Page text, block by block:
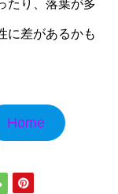
たり、落葉が多
に差があるかも
Home